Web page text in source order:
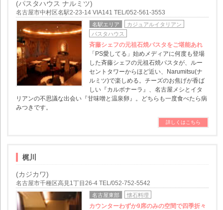
(パスタハウス ナルミツ)
名古屋市中村区名駅2-23-14 VIA141 TEL/052-561-3553
名駅エリア
カジュアルイタリアン
パスタハウス
斉藤シェフの元祖石焼パスタをご堪能あれ
「PS愛してる」始めメディアに何度も登場
した斉藤シェフの元祖石焼パスタが、ルー
セントタワーからほど近い、Narumitsu(ナ
ルミツ)で楽しめる。チーズのお焦げが香ば
しい『カルボナーラ』、名古屋メシとイタ
リアンの不思議な出会い『甘味噌と温泉卵』。どちらも一度食べたら病
みつきです。
詳しくはこちら
梶川
(カジカワ)
名古屋市千種区高見1丁目26-4 TEL/052-752-5542
名古屋東部 懐石料理
カウンターわずか9席のみの空間で四季折々